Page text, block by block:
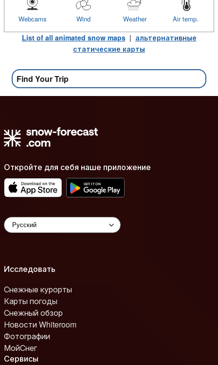
Air temp.
Weather
Wind
Webcams
List of all animated snow maps| альтернативные
статические карты
Find Your Trip
Откройте для себя наше приложение
Исследовать
Снежные курорты
Карты погоды
Снежный обзор
Новости Whiteroom
Фотографии
МойСнег
Сервисы